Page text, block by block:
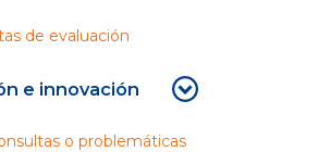
de evaluación
e innovación
o problemáticas